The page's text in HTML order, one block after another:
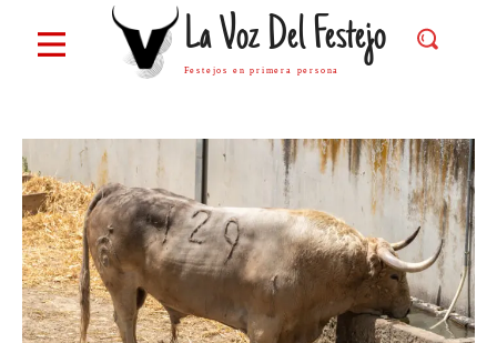
La Voz Del Festejo
Festejos en primera persona